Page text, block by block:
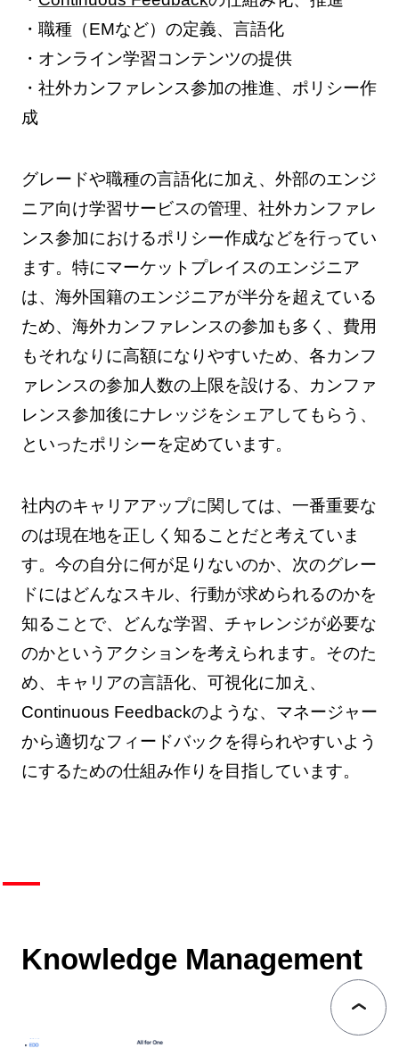
・職種（EMなど）の定義、言語化
・オンライン学習コンテンツの提供
・社外カンファレンス参加の推進、ポリシー作
成
グレードや職種の言語化に加え、外部のエンジ
ニア向け学習サービスの管理、社外カンファレ
ンス参加におけるポリシー作成などを行ってい
ます。特にマーケットプレイスのエンジニア
は、海外国籍のエンジニアが半分を超えている
ため、海外カンファレンスの参加も多く、費用
もそれなりに高額になりやすいため、各カンフ
ァレンスの参加人数の上限を設ける、カンファ
レンス参加後にナレッジをシェアしてもらう、
といったポリシーを定めています。
社内のキャリアアップに関しては、一番重要な
のは現在地を正しく知ることだと考えていま
す。今の自分に何が足りないのか、次のグレー
ドにはどんなスキル、行動が求められるのかを
知ることで、どんな学習、チャレンジが必要な
のかというアクションを考えられます。そのた
め、キャリアの言語化、可視化に加え、
Continuous Feedbackのような、マネージャー
から適切なフィードバックを得られやすいよう
にするための仕組み作りを目指しています。
Knowledge Management